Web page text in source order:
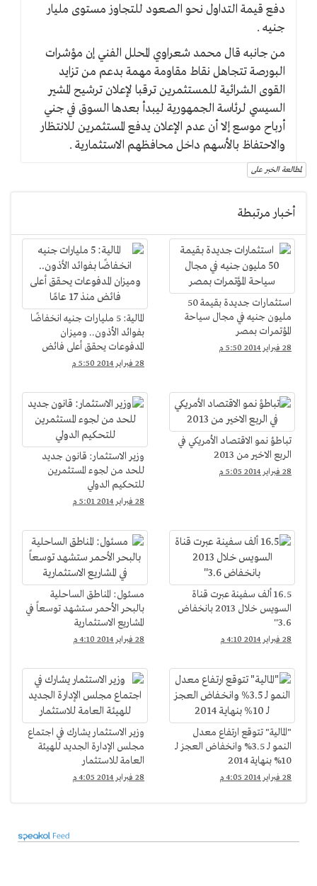
دفع قيمة التداول نحو الصعود للتجاوز مستوى مليار
جنيه .
من جانبه قال محمد شعراوي المحلل الفني إن مؤشرات
البورصة تتجاهل نقاط مقاومة مهمة بدعم من تزايد
القوى الشرائية للمستثمرين ترقبا لإعلان ترشيح المشير
السيسي لرئاسة الجمهورية ليبدأ بعدها السوق في جني
أرباح موسع إلا أن عدم الإعلان يدفع المستثمرين للانتظار
والاحتفاظ بالأسهم داخل محافظهم الاستثمارية .
لمطالعة الخبر على
أخبار مرتبطة
استثمارات جديدة بقيمة 50
مليون جنيه في مجال سياحة
المؤتمرات بمصر
28 فبراير 2014 5:50 م
المالية: 5 مليارات جنيه انخفاضًا
بفوائد الأذون.. وميزان
المدفوعات يحقق أعلى فائض
منذ 17 عامًا
28 فبراير 2014 5:50 م
تباطؤ نمو الاقتصاد الأمريكي في
الربع الاخير من 2013
28 فبراير 2014 5:05 م
وزير الاستثمار: قانون جديد
للحد من لجوء المستثمرين
للتحكيم الدولي
28 فبراير 2014 5:01 م
16.5 ألف سفينة عبرت قناة
السويس خلال 2013 بانخفاض
3.6''
28 فبراير 2014 4:10 م
مسئول: المناطق الساحلية
بالبحر الأحمر ستشهد توسعاً في
المشاريع الاستثمارية
28 فبراير 2014 4:10 م
"المالية" تتوقع ارتفاع معدل
النمو لـ 3.5% وانخفاض العجز لـ
10% بنهاية 2014
28 فبراير 2014 4:05 م
وزير الاستثمار يشارك في اجتماع
مجلس الإدارة الجديد للهيئة
العامة للاستثمار
28 فبراير 2014 4:05 م